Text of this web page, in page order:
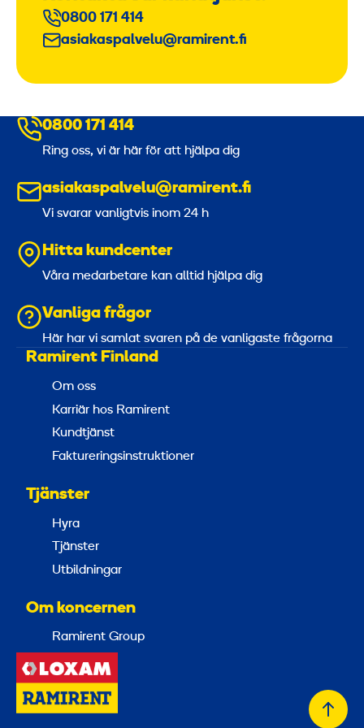
0800 171 414
asiakaspalvelu@ramirent.fi
0800 171 414
Ring oss, vi är här för att hjälpa dig
asiakaspalvelu@ramirent.fi
Vi svarar vanligtvis inom 24 h
Hitta kundcenter
Våra medarbetare kan alltid hjälpa dig
Vanliga frågor
Här har vi samlat svaren på de vanligaste frågorna
Ramirent Finland
Om oss
Karriär hos Ramirent
Kundtjänst
Faktureringsinstruktioner
Tjänster
Hyra
Tjänster
Utbildningar
Om koncernen
Ramirent Group